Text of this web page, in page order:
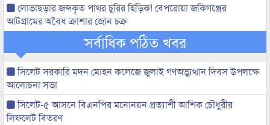
লোভাছড়ার জব্দকৃত পাথর চুরির হিড়িক! বেপরোয়া জকিগঞ্জের
আটগ্রামের অবৈধ ক্রাশার জোন চক্র
সর্বাধিক পঠিত খবর
সিলেট সরকারি মদন মোহন কলেজে জুলাই গণঅভ্যুত্থান দিবস উপলক্ষে
আলোচনা সভা
সিলেট-৫ আসনে বিএনপির মনোনয়ন প্রত্যাশী আশিক চৌধুরীর
লিফলেট বিতরণ